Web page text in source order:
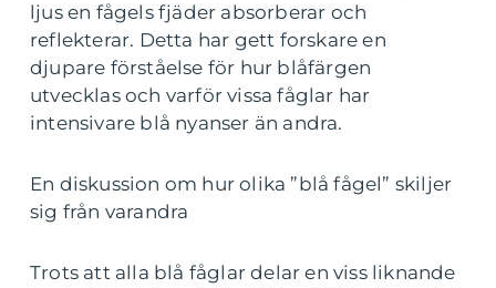
ljus en fågels fjäder absorberar och
reflekterar. Detta har gett forskare en
djupare förståelse för hur blåfärgen
utvecklas och varför vissa fåglar har
intensivare blå nyanser än andra.
En diskussion om hur olika ”blå fågel” skiljer
sig från varandra
Trots att alla blå fåglar delar en viss liknande